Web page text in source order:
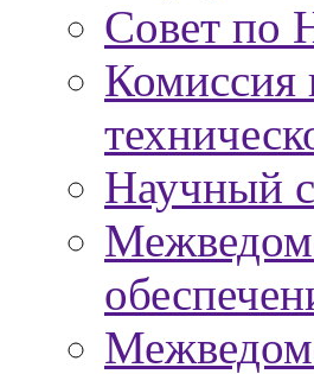
Совет по
Комиссия
Научный